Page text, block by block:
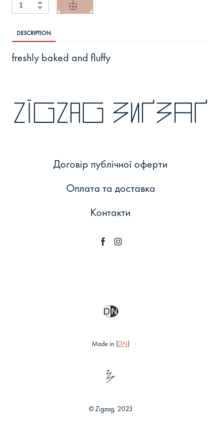
DESCRIPTION
freshly baked and fluffy
zigzag зиґзаґ
Договір публічної оферти
Оплата та доставка
Контакти
Made in (DN)
© Zigzag, 2023